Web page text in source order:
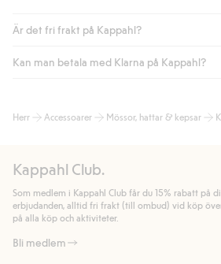
Är det fri frakt på Kappahl?
Är du medlem i Kappahl Club har du
automatik efter du loggat in och
handlar för.
Läs mer
Kan man betala med Klarna på Kappahl?
bland annat faktura och swish men även
allmänna villkor.
Läs mer
Herr Accessoarer Mössor, hattar & kepsar
Kappahl Club.
Som medlem i Kappahl Club får du 15% rabatt på
erbjudanden, alltid fri frakt (till ombud) vid köp
på alla köp och aktiviteter.
Bli medlem